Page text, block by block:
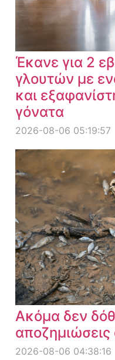
Έκανε για 2
γλουτών με
και
γόνατα
2026-08-06 05:19:57
Ακόμα δεν
2026-08-06 04:38:16